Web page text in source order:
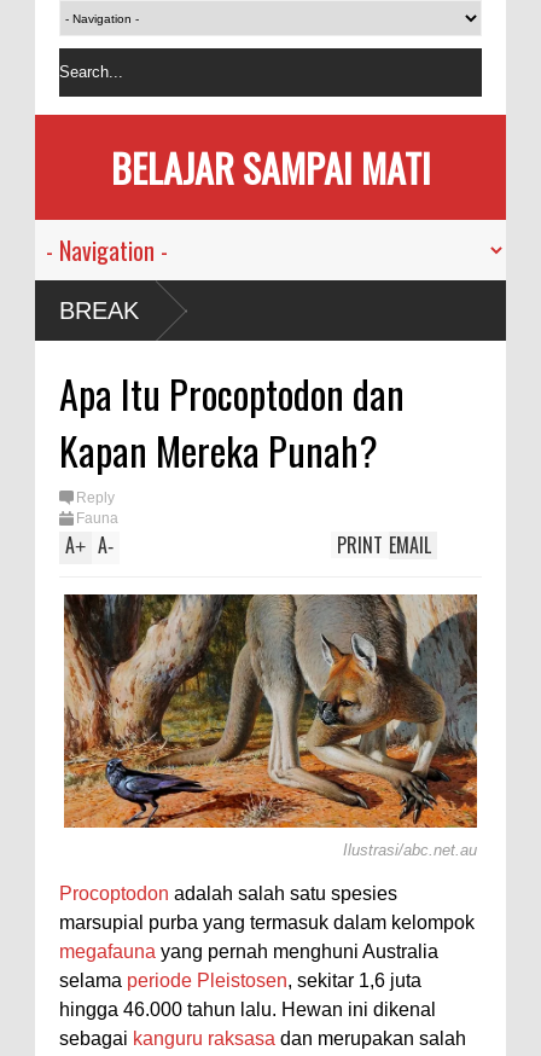
BELAJAR SAMPAI MATI
BREAK
Apa Itu Procoptodon dan
Kapan Mereka Punah?
Reply
Fauna
A+ A- EMAIL
PRINT
Ilustrasi/abc.net.au
Procoptodon adalah salah satu spesies
marsupial purba yang termasuk dalam kelompok
megafauna yang pernah menghuni Australia
selama periode Pleistosen, sekitar 1,6 juta
hingga 46.000 tahun lalu. Hewan ini dikenal
sebagai kanguru raksasa dan merupakan salah